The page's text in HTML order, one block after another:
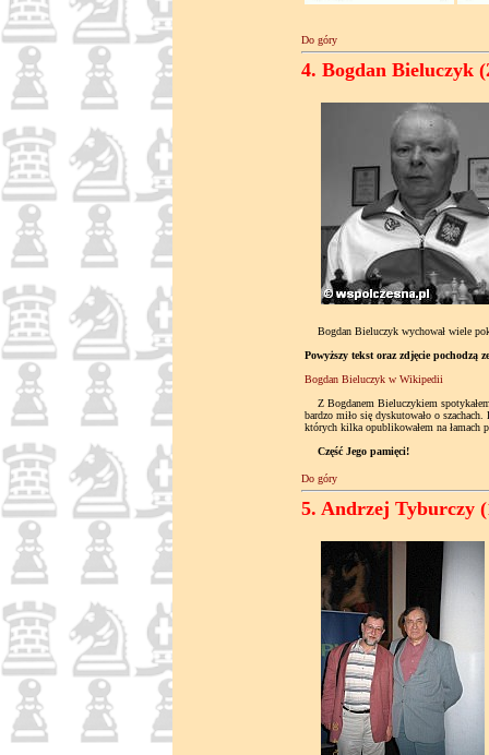
Do góry
4. Bogdan Bieluczyk
Bogdan Bieluczyk wychował wiele
Powyższy tekst oraz zdjęcie pochodzą
Bogdan Bieluczyk w Wikipedii
Z Bogdanem Bieluczykiem
bardzo miło się dyskutowało o
których kilka opublikowałem na łamach
Część Jego pamięci!
Do góry
5. Andrzej Tyburczy